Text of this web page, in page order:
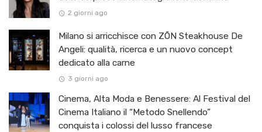
2 giorni ago
Milano si arricchisce con ZŌN Steakhouse De
Angeli: qualità, ricerca e un nuovo concept
dedicato alla carne
3 giorni ago
Cinema, Alta Moda e Benessere: Al Festival del
Cinema Italiano il “Metodo Snellendo”
conquista i colossi del lusso francese